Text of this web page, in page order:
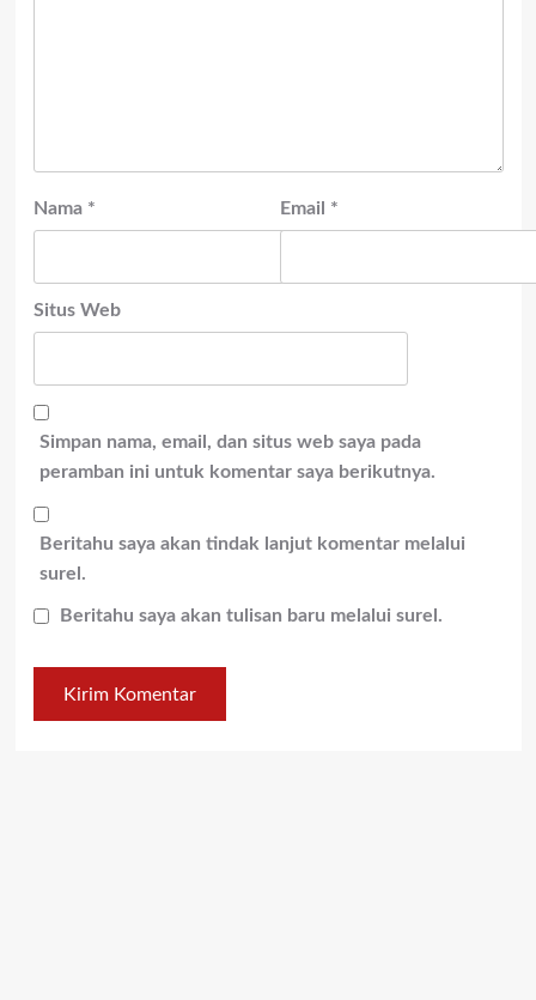
Nama * Email *
Situs Web
Simpan nama, email, dan situs web saya pada
peramban ini untuk komentar saya berikutnya.
Beritahu saya akan tindak lanjut komentar melalui
surel.
Beritahu saya akan tulisan baru melalui surel.